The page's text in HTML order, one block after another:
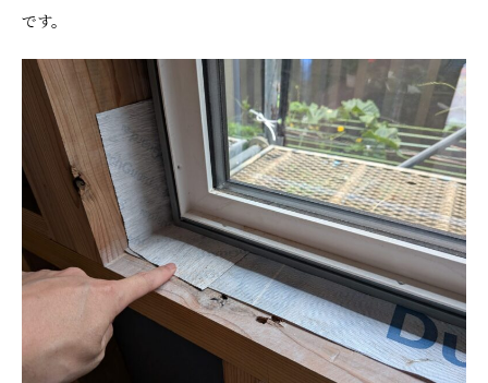
です。